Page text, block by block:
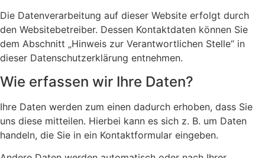
Die Datenverarbeitung auf dieser Website erfolgt durch
den Websitebetreiber. Dessen Kontaktdaten können Sie
dem Abschnitt „Hinweis zur Verantwortlichen Stelle“ in
dieser Datenschutzerklärung entnehmen.
Wie erfassen wir Ihre Daten?
Ihre Daten werden zum einen dadurch erhoben, dass Sie
uns diese mitteilen. Hierbei kann es sich z. B. um Daten
handeln, die Sie in ein Kontaktformular eingeben.